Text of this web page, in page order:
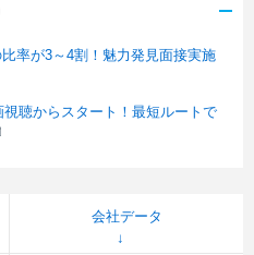
率が3～4割！魅力発見面接実施
聴からスタート！最短ルートで
会社データ